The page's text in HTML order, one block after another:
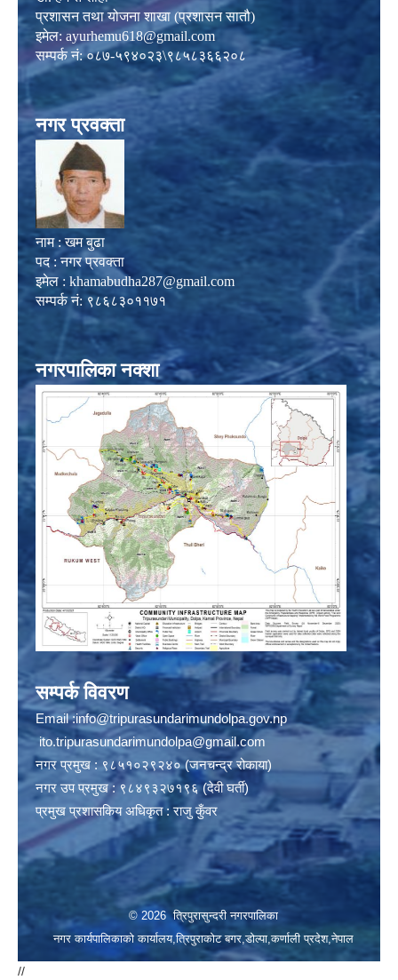
प्रशासन तथा योजना शाखा (प्रशासन सातौ)
इमेल: ayurhemu618@gmail.com
सम्पर्क नं: ०८७-५९४०२३\९८५८३६६२०८
नगर प्रवक्ता
नाम : खम बुढा
पद : नगर प्रवक्ता
इमेल : khamabudha287@gmail.com
सम्पर्क नं: ९८६८३०११७१
नगरपालिका नक्शा
सम्पर्क विवरण
Email :info@tripurasundarimundolpa.gov.np
ito.tripurasundarimundolpa@gmail.com
नगर प्रमुख : ९८५१०२९२४० (जनचन्द्र रोकाया)
नगर उप प्रमुख : ९८४९३२७१९६ (देवी घर्ती)
प्रमुख प्रशासकिय अधिकृत : राजु कुँवर
© 2026 त्रिपुरासुन्दरी नगरपालिका
नगर कार्यपालिकाको कार्यालय,त्रिपुराकोट बगर,डोल्पा,कर्णाली प्रदेश,नेपाल
//